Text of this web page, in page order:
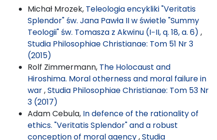
Michał Mrozek, Teleologia encykliki "Veritatis
Splendor" św. Jana Pawła II w świetle "Summy
Teologii" św. Tomasza z Akwinu (I−II, q. 18, a. 6) ,
Studia Philosophiae Christianae: Tom 51 Nr 3
(2015)
Rolf Zimmermann, The Holocaust and
Hiroshima. Moral otherness and moral failure in
war,Studia Philosophiae Christianae: Tom 53 Nr
3 (2017)
Adam Cebula, In defence of the rationality of
ethics. "Veritatis Splendor" and a robust
conception of moral agency,Studia